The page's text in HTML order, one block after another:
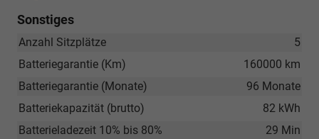
Sonstiges
5
Anzahl Sitzplätze
160000 km
Batteriegarantie (Km)
96 Monate
Batteriegarantie (Monate)
82 kWh
Batteriekapazität (brutto)
29 Min
Batterieladezeit 10% bis 80%